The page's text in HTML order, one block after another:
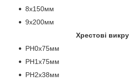
8x150мм
9х200мм
Хрестові
PH0x75мм
PH1x75мм
PH2x38мм